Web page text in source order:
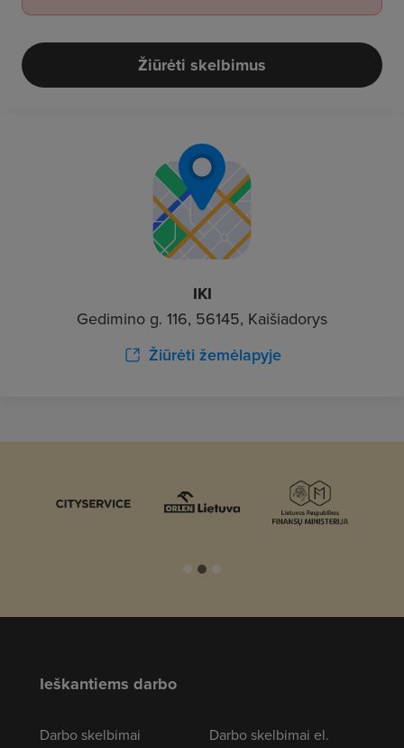
Žiūrėti skelbimus
IKI
Gedimino g. 116, 56145, Kaišiadorys
Žiūrėti žemėlapyje
Ieškantiems darbo
Darbo skelbimai
Darbo skelbimai el.